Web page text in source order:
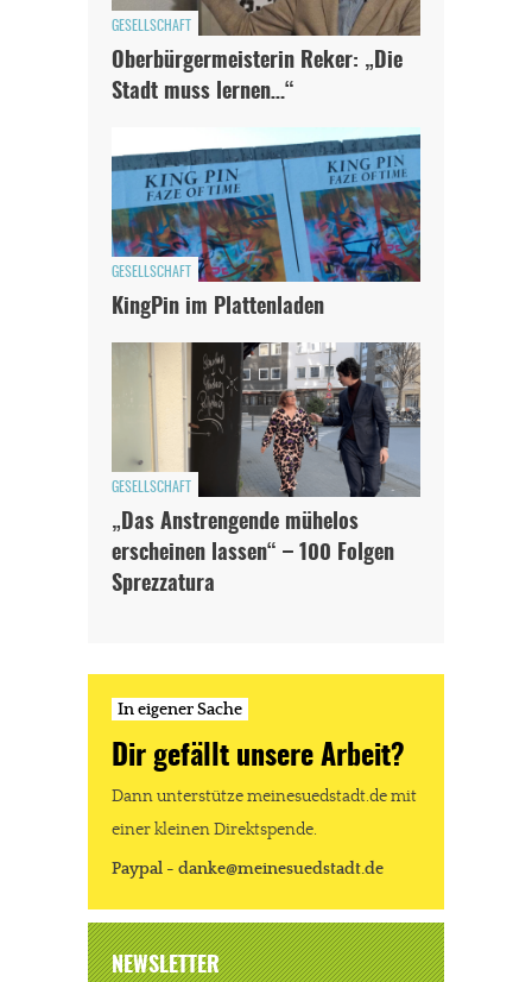
GESELLSCHAFT
Oberbürgermeisterin Reker: „Die
Stadt muss lernen…“
GESELLSCHAFT
KingPin im Plattenladen
GESELLSCHAFT
„Das Anstrengende mühelos
erscheinen lassen“ – 100 Folgen
Sprezzatura
In eigener Sache
Dir gefällt unsere Arbeit?
Dann unterstütze meinesuedstadt.de mit
einer kleinen Direktspende.
Paypal - danke@meinesuedstadt.de
NEWSLETTER